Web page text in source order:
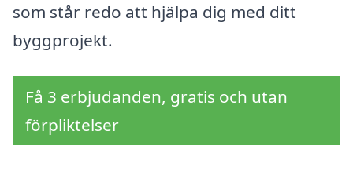
som står redo att hjälpa dig med ditt
byggprojekt.
Få 3 erbjudanden, gratis och utan
förpliktelser